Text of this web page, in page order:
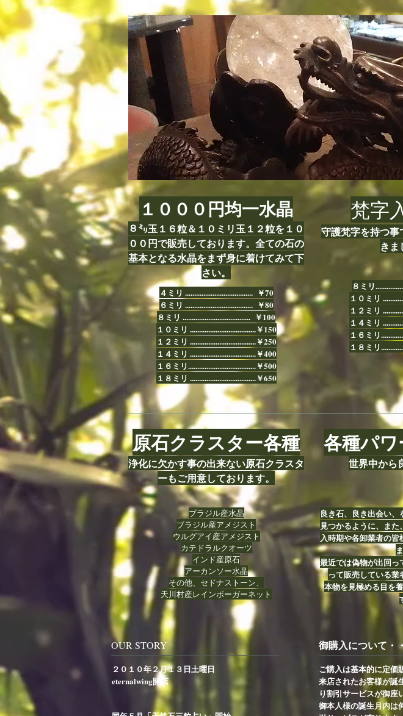
１０００円均一水晶
８㍉玉１６粒＆１０ミリ玉１２粒を１０
００円で販売しております。全ての石の
基本となる水晶をまず身に着けてみて下
さい。
梵字
守護梵字を持つ
きま
４ミリ ..................................... ￥70
６ミリ ..................................... ￥80
８ミリ ..................................... ￥100
１０ミリ ....................................￥150
１２ミリ ....................................￥250
１４ミリ ....................................￥400
１６ミリ.....................................￥500
１８ミリ ....................................￥650
８ミリ
１０ミリ
１２ミリ
１４ミリ
１６ミリ
１８ミリ
原石クラスター各種
浄化に欠かす事の出来ない原石クラスタ
ーもご用意しております。
各種パ
世界中から
ブラジル産水晶
ブラジル産アメジスト
ウルグアイ産アメジスト
カテドラルクオーツ
インド産原石
アーカンソー水晶
その他、セドナストーン、
天川村産レインボーガーネット
良き石、良き出会い
見つかるように、ま
入時期や各卸業者の
最近では偽物が出回
って販売している業
本物を見極める目を
OUR STORY
​２０１０年２月１３日土曜日
eternalwing開店
御購入について・
ご購入は基本的に定価
来店されたお客様が誕
り割引サービスが御座
御本人様の誕生月内は